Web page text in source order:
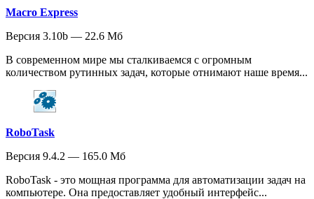
Macro Express
Версия 3.10b — 22.6 Мб
В современном мире мы сталкиваемся с огромным
количеством рутинных задач, которые отнимают наше время...
RoboTask
Версия 9.4.2 — 165.0 Мб
RoboTask - это мощная программа для автоматизации задач на
компьютере. Она предоставляет удобный интерфейс...